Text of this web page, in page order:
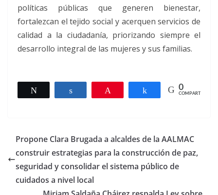
políticas públicas que generen bienestar,
fortalezcan el tejido social y acerquen servicios de
calidad a la ciudadanía, priorizando siempre el
desarrollo integral de las mujeres y sus familias.
Compartir Compartir
0
COMPARTIR
Propone Clara Brugada a alcaldes de la AALMAC
construir estrategias para la construcción de paz,
seguridad y consolidar el sistema público de
cuidados a nivel local